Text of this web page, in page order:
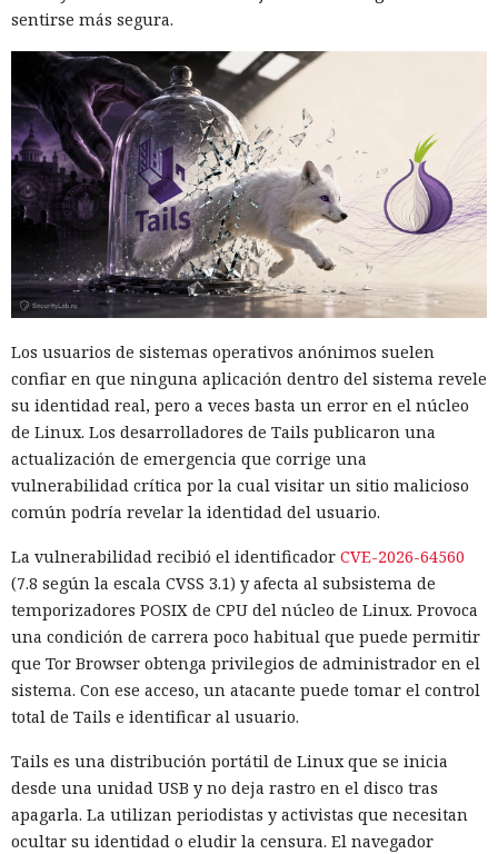
sentirse más segura.
Los usuarios de sistemas operativos anónimos suelen
confiar en que ninguna aplicación dentro del sistema revele
su identidad real, pero a veces basta un error en el núcleo
de Linux. Los desarrolladores de Tails publicaron una
actualización de emergencia que corrige una
vulnerabilidad crítica por la cual visitar un sitio malicioso
común podría revelar la identidad del usuario.
La vulnerabilidad recibió el identificador CVE-2026-64560
(7.8 según la escala CVSS 3.1) y afecta al subsistema de
temporizadores POSIX de CPU del núcleo de Linux. Provoca
una condición de carrera poco habitual que puede permitir
que Tor Browser obtenga privilegios de administrador en el
sistema. Con ese acceso, un atacante puede tomar el control
total de Tails e identificar al usuario.
Tails es una distribución portátil de Linux que se inicia
desde una unidad USB y no deja rastro en el disco tras
apagarla. La utilizan periodistas y activistas que necesitan
ocultar su identidad o eludir la censura. El navegador